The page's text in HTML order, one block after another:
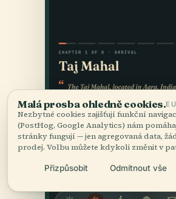
Malá prosba ohledně cookies.
Nezbytné cookies zajišťují funkční
(PostHog, Google Analytics) nám
stránky fungují — jen agregovaná data,
prodej. Volbu můžete kdykoli změnit v
Přizpůsobit Odmítnout vše